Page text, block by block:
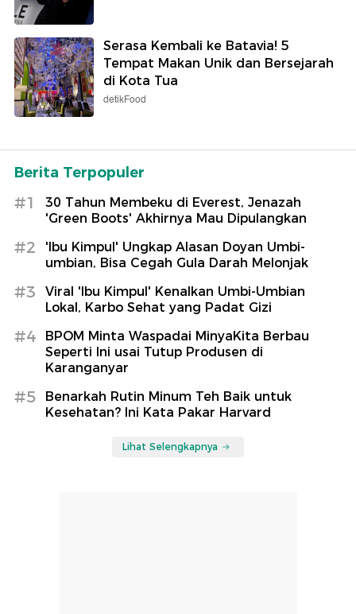
Serasa Kembali ke Batavia! 5
Tempat Makan Unik dan Bersejarah
di Kota Tua
detikFood
Berita Terpopuler
#1
30 Tahun Membeku di Everest, Jenazah
'Green Boots' Akhirnya Mau Dipulangkan
#2
'Ibu Kimpul' Ungkap Alasan Doyan Umbi-
umbian, Bisa Cegah Gula Darah Melonjak
#3
Viral 'Ibu Kimpul' Kenalkan Umbi-Umbian
Lokal, Karbo Sehat yang Padat Gizi
#4
BPOM Minta Waspadai MinyaKita Berbau
Seperti Ini usai Tutup Produsen di
Karanganyar
#5
Benarkah Rutin Minum Teh Baik untuk
Kesehatan? Ini Kata Pakar Harvard
Lihat Selengkapnya